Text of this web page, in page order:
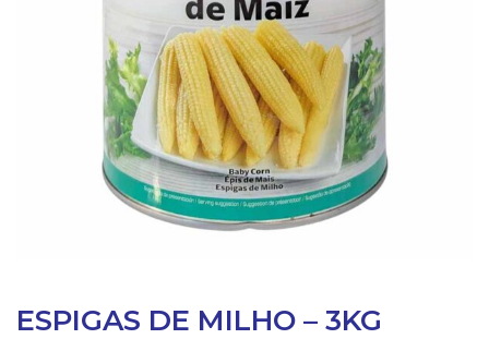
ESPIGAS DE MILHO – 3KG